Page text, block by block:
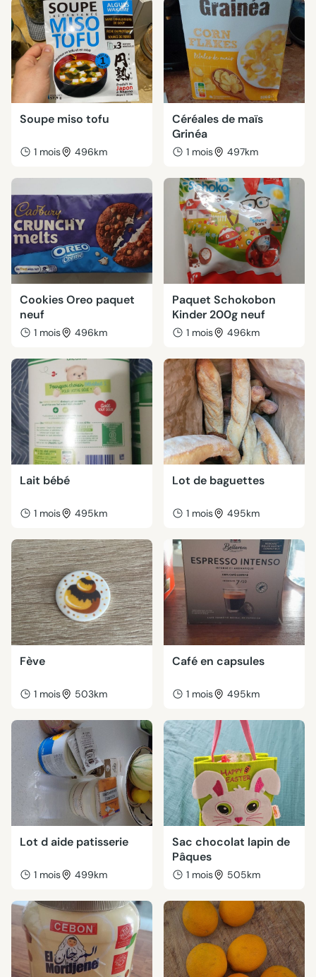
Soupe miso tofu
1 mois 496km
Céréales de maïs
Grinéa
1 mois 497km
Cookies Oreo paquet
neuf
1 mois 496km
Paquet Schokobon
Kinder 200g neuf
1 mois 496km
Lait bébé
1 mois 495km
Lot de baguettes
1 mois 495km
Fève
1 mois 503km
Café en capsules
1 mois 495km
Lot d aide patisserie
1 mois 499km
Sac chocolat lapin de
Pâques
1 mois 505km